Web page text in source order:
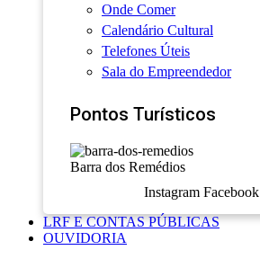
Onde Comer
Calendário Cultural
Telefones Úteis
Sala do Empreendedor
Pontos Turísticos
Barra dos Remédios
Instagram Facebook
LRF E CONTAS PÚBLICAS
OUVIDORIA